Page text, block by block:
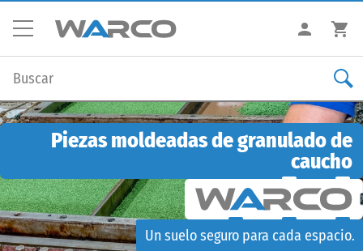
Piezas moldeadas de granulado de
caucho
Un suelo seguro para cada espacio.